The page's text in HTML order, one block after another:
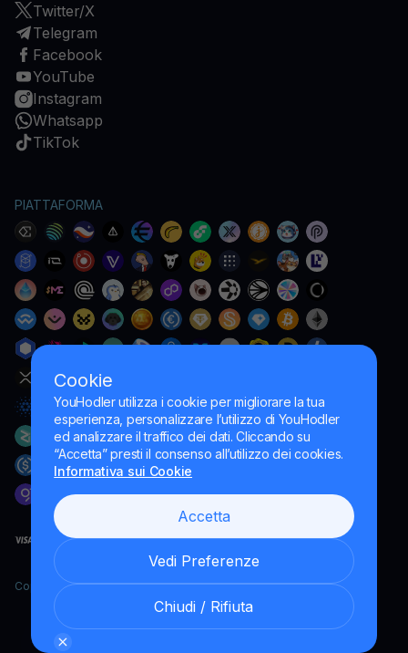
Cookie
YouHodler utilizza i cookie per migliorare la tua
esperienza, personalizzare l’utilizzo di YouHodler
ed analizzare il traffico dei dati. Cliccando su
“Accetta” presti il consenso all’utilizzo dei cookies.
Informativa sui Cookie
Accetta
Vedi Preferenze
Chiudi / Rifiuta
Twitter/X
Telegram
Facebook
YouTube
Instagram
Whatsapp
TikTok
PIATTAFORMA
Copyright YouHodler, 2026.